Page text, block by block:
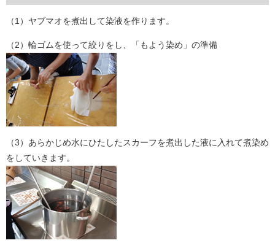
（1）ヤブマオを煮出して染液を作ります。
（2）輪ゴムを使って絞りをし、「もよう染め」の準備
（3）あらかじめ水にひたしたスカーフを煮出した液に入れて煮染め
をしていきます。